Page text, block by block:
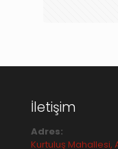
İletişim
Adres:
Kurtuluş Mahallesi,